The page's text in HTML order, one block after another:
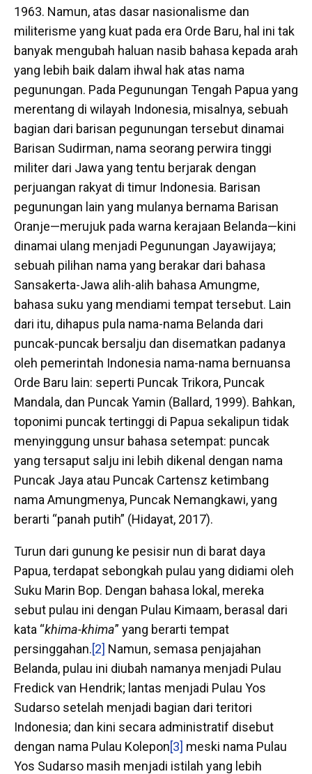
1963. Namun, atas dasar nasionalisme dan
militerisme yang kuat pada era Orde Baru, hal ini tak
banyak mengubah haluan nasib bahasa kepada arah
yang lebih baik dalam ihwal hak atas nama
pegunungan. Pada Pegunungan Tengah Papua yang
merentang di wilayah Indonesia, misalnya, sebuah
bagian dari barisan pegunungan tersebut dinamai
Barisan Sudirman, nama seorang perwira tinggi
militer dari Jawa yang tentu berjarak dengan
perjuangan rakyat di timur Indonesia. Barisan
pegunungan lain yang mulanya bernama Barisan
Oranje—merujuk pada warna kerajaan Belanda—kini
dinamai ulang menjadi Pegunungan Jayawijaya;
sebuah pilihan nama yang berakar dari bahasa
Sansakerta-Jawa alih-alih bahasa Amungme,
bahasa suku yang mendiami tempat tersebut. Lain
dari itu, dihapus pula nama-nama Belanda dari
puncak-puncak bersalju dan disematkan padanya
oleh pemerintah Indonesia nama-nama bernuansa
Orde Baru lain: seperti Puncak Trikora, Puncak
Mandala, dan Puncak Yamin (Ballard, 1999). Bahkan,
toponimi puncak tertinggi di Papua sekalipun tidak
menyinggung unsur bahasa setempat: puncak
yang tersaput salju ini lebih dikenal dengan nama
Puncak Jaya atau Puncak Cartensz ketimbang
nama Amungmenya, Puncak Nemangkawi, yang
berarti “panah putih” (Hidayat, 2017).
Turun dari gunung ke pesisir nun di barat daya
Papua, terdapat sebongkah pulau yang didiami oleh
Suku Marin Bop. Dengan bahasa lokal, mereka
sebut pulau ini dengan Pulau Kimaam, berasal dari
kata “khima-khima” yang berarti tempat
persinggahan.[2] Namun, semasa penjajahan
Belanda, pulau ini diubah namanya menjadi Pulau
Fredick van Hendrik; lantas menjadi Pulau Yos
Sudarso setelah menjadi bagian dari teritori
Indonesia; dan kini secara administratif disebut
dengan nama Pulau Kolepon[3] meski nama Pulau
Yos Sudarso masih menjadi istilah yang lebih